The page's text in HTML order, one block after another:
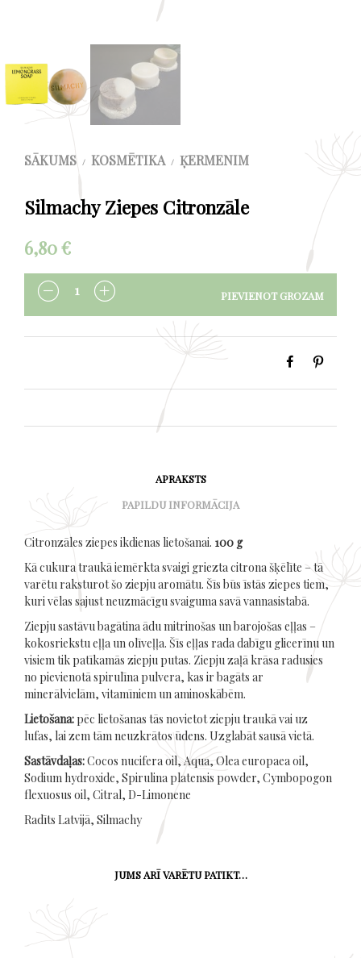
SĀKUMS / KOSMĒTIKA / ĶERMENIM
Silmachy Ziepes Citronzāle
6,80€
DAUDZUMS PIEVIENOT GROZAM
APRAKSTS
PAPILDU INFORMĀCIJA
Citronzāles ziepes ikdienas lietošanai. 100 g
Kā cukura traukā iemērkta svaigi griezta citrona šķēlīte – tā
varētu raksturot šo ziepju aromātu. Šīs būs īstās ziepes tiem,
kuri vēlas sajust neuzmācīgu svaiguma savā vannasistabā.
Ziepju sastāvu bagātina ādu mitrinošas un barojošas eļļas –
kokosriekstu eļļa un olīveļļa. Šīs eļļas rada dabīgu glicerīnu un
visiem tik patīkamās ziepju putas. Ziepju zaļā krāsa radusies
no pievienotā spirulīna pulvera, kas ir bagāts ar
minerālvielām, vitamīniem un aminoskābēm.
Lietošana: pēc lietošanas tās novietot ziepju traukā vai uz
lufas, lai zem tām neuzkrātos ūdens. Uzglabāt sausā vietā.
Sastāvdaļas:Cocos nucifera oil, Aqua, Olea europaea oil,
Sodium hydroxide, Spirulina platensis powder, Cymbopogon
flexuosus oil, Citral, D-Limonene
Radīts Latvijā, Silmachy
JUMS ARĪ VARĒTU PATIKT…